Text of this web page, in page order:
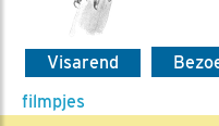
Visarend
filmpjes